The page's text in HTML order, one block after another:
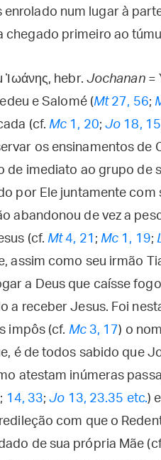
enrolado num lugar à
chegado primeiro ao
Ἰωάνης, hebr. Jochanan=
e Salomé (Mt27, 56;
(cf.Mc 1, 20;Jo 18, 15
os ensinamentos de
de imediato ao grupo de
por Ele juntamente
abandonou de vez a
(cf.Mt4, 21 ;Mc 1, 19;
assim como seu irmão
a Deus que caísse
a receber Jesus. Foi
impôs (cf. Mc3, 17) o
é de todos sabido que
atestam inúmeras
; 14, 33;Jo 13, 23.35 etc.)
com que o
de sua própria Mãe